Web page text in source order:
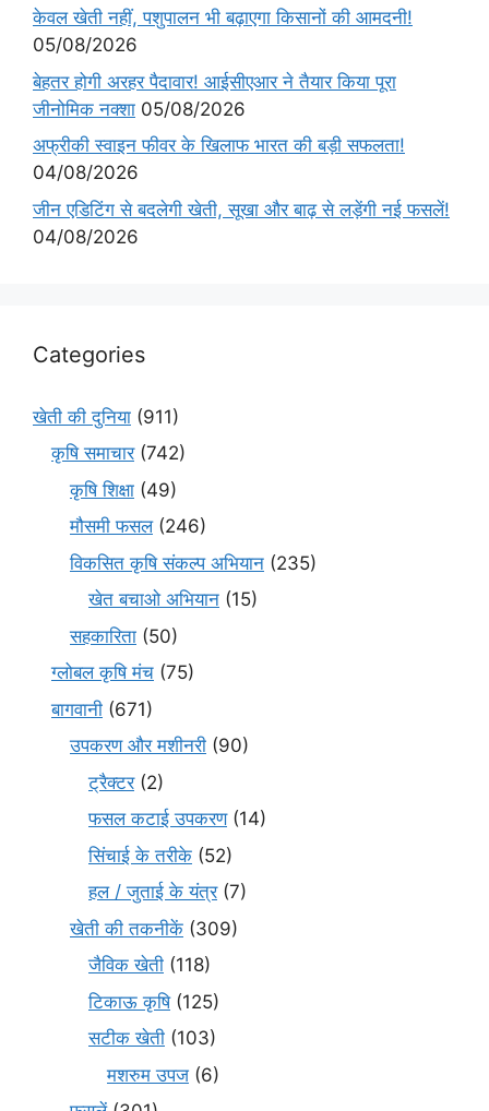
केवल खेती नहीं, पशुपालन भी बढ़ाएगा किसानों की आमदनी!
05/08/2026
बेहतर होगी अरहर पैदावार! आईसीएआर ने तैयार किया पूरा
जीनोमिक नक्शा 05/08/2026
अफ्रीकी स्वाइन फीवर के खिलाफ भारत की बड़ी सफलता!
04/08/2026
जीन एडिटिंग से बदलेगी खेती, सूखा और बाढ़ से लड़ेंगी नई फसलें!
04/08/2026
Categories
खेती की दुनिया (911)
कृषि समाचार(742)
कृषि शिक्षा (49)
मौसमी फसल(246)
विकसित कृषि संकल्प अभियान (235)
खेत बचाओ अभियान (15)
सहकारिता (50)
ग्लोबल कृषि मंच (75)
बागवानी (671)
उपकरण और मशीनरी (90)
ट्रैक्टर(2)
फसल कटाई उपकरण(14)
सिंचाई के तरीके (52)
हल / जुताई के यंत्र(7)
खेती की तकनीकें (309)
जैविक खेती (118)
टिकाऊ कृषि(125)
सटीक खेती (103)
मशरुम उपज (6)